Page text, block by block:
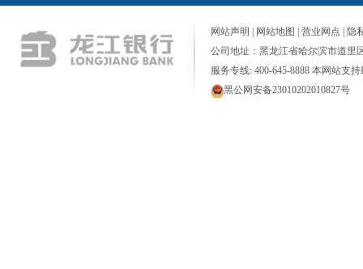
网站声明 网站地图 营业网点
隐
公司地址：黑龙江省哈尔滨市道里
服务专线: 400-645-8888 本网站支持
黑公网安备23010202010827号